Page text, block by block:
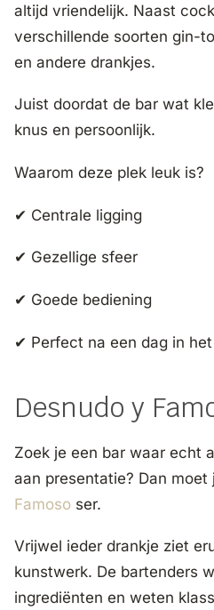
altijd vriendelijk. Naast
verschillende soorten gin-
en andere drankjes.
Juist doordat de bar wat
knus en persoonlijk.
Waarom deze plek leuk is?
✔ Centrale ligging
✔ Gezellige sfeer
✔ Goede bediening
✔ Perfect na een dag in
Desnudo y
Zoek je een bar waar echt
aan presentatie? Dan moet
Famoso ser.
Vrijwel ieder drankje ziet
kunstwerk. De bartenders
ingrediënten en weten